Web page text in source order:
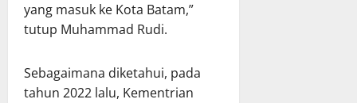
yang masuk ke Kota Batam,”
tutup Muhammad Rudi.
Sebagaimana diketahui, pada
tahun 2022 lalu, Kementrian